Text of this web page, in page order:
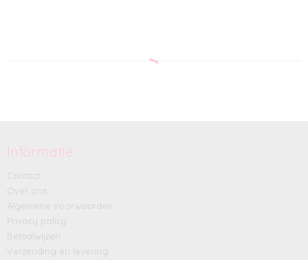
Informatie
Contact
Over ons
Algemene voorwaarden
Privacy policy
Betaalwijzen
Verzending en levering